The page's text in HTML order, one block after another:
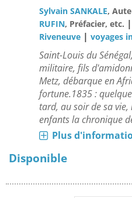
Sylvain SANKALE,
RUFIN, Préfacier, etc. |
Riveneuve |voyages
Saint-Louis du
militaire, fils
Metz, débarque en
fortune.1835 :
tard, au soir de sa
enfants la chronique
Plus
Disponible